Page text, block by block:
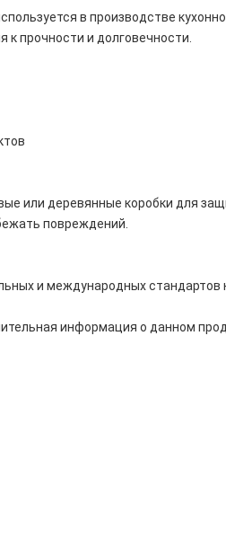
в производстве
прочности и долговечности.
или деревянные коробки для
повреждений.
и международных стандартов
информация о данном